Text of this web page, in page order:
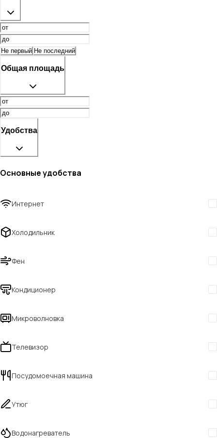
Не первый Не последний
Общая площадь
Удобства
Основные удобства
Интернет
Холодильник
Фен
Кондиционер
Микроволновка
Телевизор
Посудомоечная машина
Утюг
Водонагреватель